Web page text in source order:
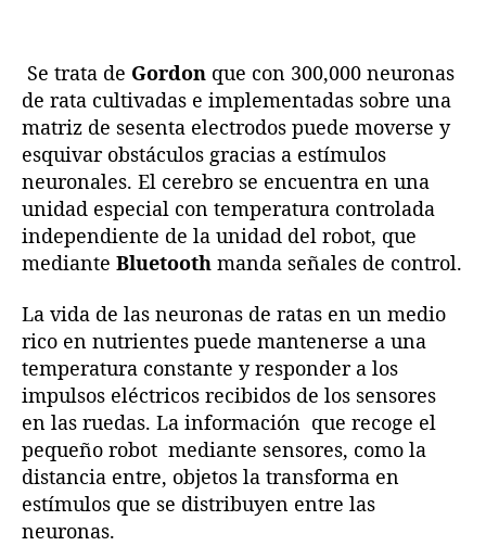
Se trata de Gordon que con 300,000 neuronas
de rata cultivadas e implementadas sobre una
matriz de sesenta electrodos puede moverse y
esquivar obstáculos gracias a estímulos
neuronales. El cerebro se encuentra en una
unidad especial con temperatura controlada
independiente de la unidad del robot, que
mediante Bluetooth manda señales de control.
La vida de las neuronas de ratas en un medio
rico en nutrientes puede mantenerse a una
temperatura constante y responder a los
impulsos eléctricos recibidos de los sensores
en las ruedas. La información que recoge el
pequeño robot mediante sensores, como la
distancia entre, objetos la transforma en
estímulos que se distribuyen entre las
neuronas.